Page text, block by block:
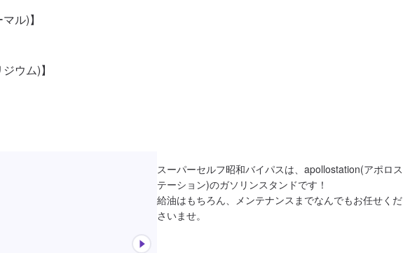
ル)】
ウム)】
スーパーセルフ昭和バイパスは、apollostation(アポロス
テーション)のガソリンスタンドです！
給油はもちろん、メンテナンスまでなんでもお任せくだ
さいませ。